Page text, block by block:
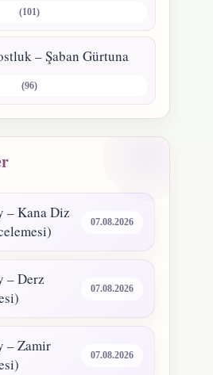
(101)
– Şaban Gürtuna
(96)
– Kana Diz
07.08.2026
– Derz
07.08.2026
– Zamir
07.08.2026